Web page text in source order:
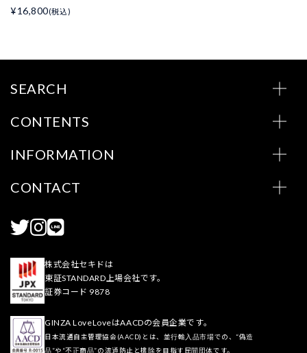
¥16,800(税込)
SEARCH
CONTENTS
INFORMATION
CONTACT
株式会社セキドは
東証STANDARD上場会社です。
証券コード 9878
GINZA LoveLoveはAACDの会員企業です。
日本流通自主管理協会(AACD)とは、並行輸入品市場での、“偽造
品”や“不正商品”の流通防止と排除を目指す民間団体です。